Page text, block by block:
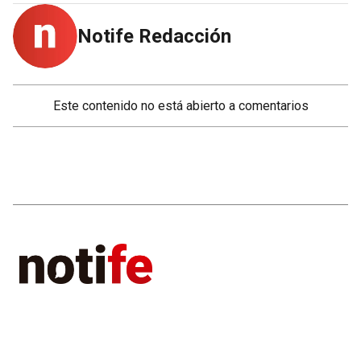
Notife Redacción
NOTAS RELACIONADAS
Servicios municipales para los
días de celebración por el Año